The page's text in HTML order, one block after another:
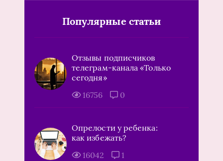
Популярные статьи
Отзывы подписчиков
телеграм-канала «Только
сегодня»
16756
0
Опрелости у ребенка:
как избежать?
16042
1